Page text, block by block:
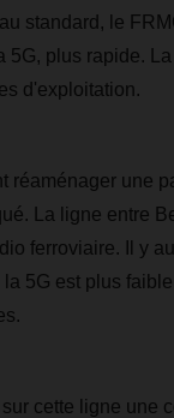
standard, le
plus rapide.
d'exploitation.
réaménager une
La ligne entre
ferroviaire. Il y
5G est plus
cette ligne une